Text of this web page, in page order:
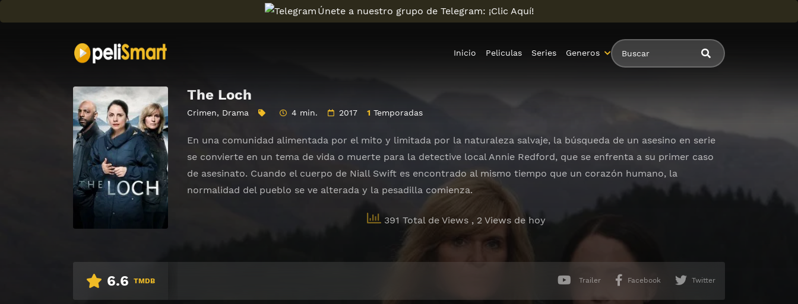
Únete a nuestro grupo de Telegram: ¡Clic Aquí!
Inicio Peliculas Series Generos
The Loch
Crimen, Drama 4 min. 2017 1 Temporadas
En una comunidad alimentada por el mito y limitada por la naturaleza salvaje, la búsqueda de un asesino en serie
se convierte en un tema de vida o muerte para la detective local Annie Redford, que se enfrenta a su primer caso
de asesinato. Cuando el cuerpo de Niall Swift es encontrado al mismo tiempo que un corazón humano, la
normalidad del pueblo se ve alterada y la pesadilla comienza.
391 Total de Views , 2 Views de hoy
6.6 TMDB Trailer Facebook Twitter